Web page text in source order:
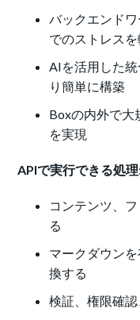
バックエンド
でのストレス
AIを活用した
り簡単に構築
Boxの内外で大
を実現
APIで実行できる処理
コンテンツ、
る
マークダウン
換する
検証、権限確